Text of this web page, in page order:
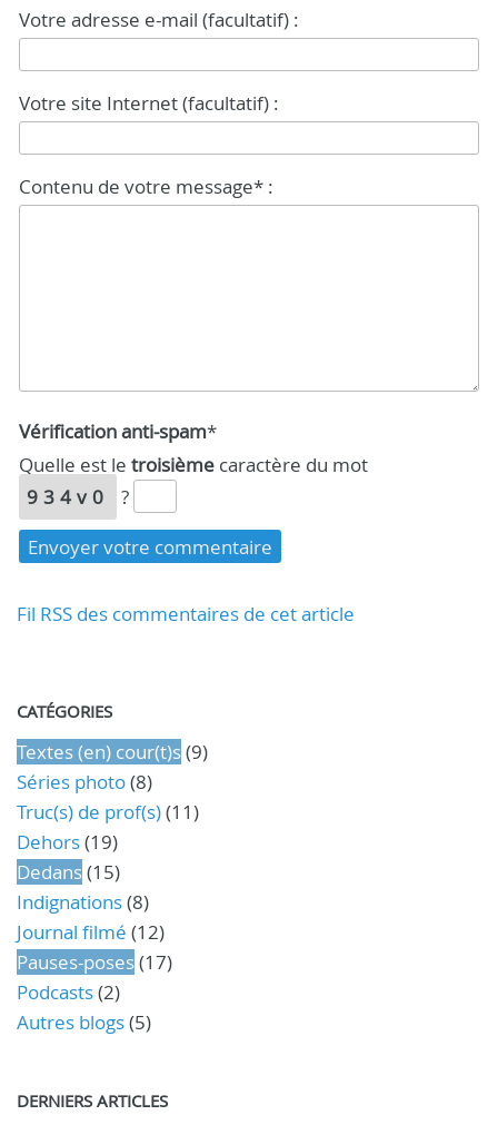
Votre adresse e-mail (facultatif) :
Votre site Internet (facultatif) :
Contenu de votre message* :
Vérification anti-spam*
Quelle est le troisième caractère du mot
934v0
?
Fil RSS des commentaires de cet article
CATÉGORIES
Textes (en) cour(t)s(9)
Séries photo(8)
Truc(s) de prof(s)(11)
Dehors(19)
Dedans(15)
Indignations(8)
Journal filmé (12)
Pauses-poses(17)
Podcasts(2)
Autres blogs(5)
DERNIERS ARTICLES